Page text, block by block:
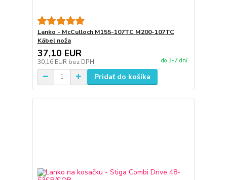
Lanko - McCulloch M155-107TC M200-107TC
Kábel noža
37,10 EUR
30,16 EUR bez DPH do 3-7 dní
Pridať do košíka